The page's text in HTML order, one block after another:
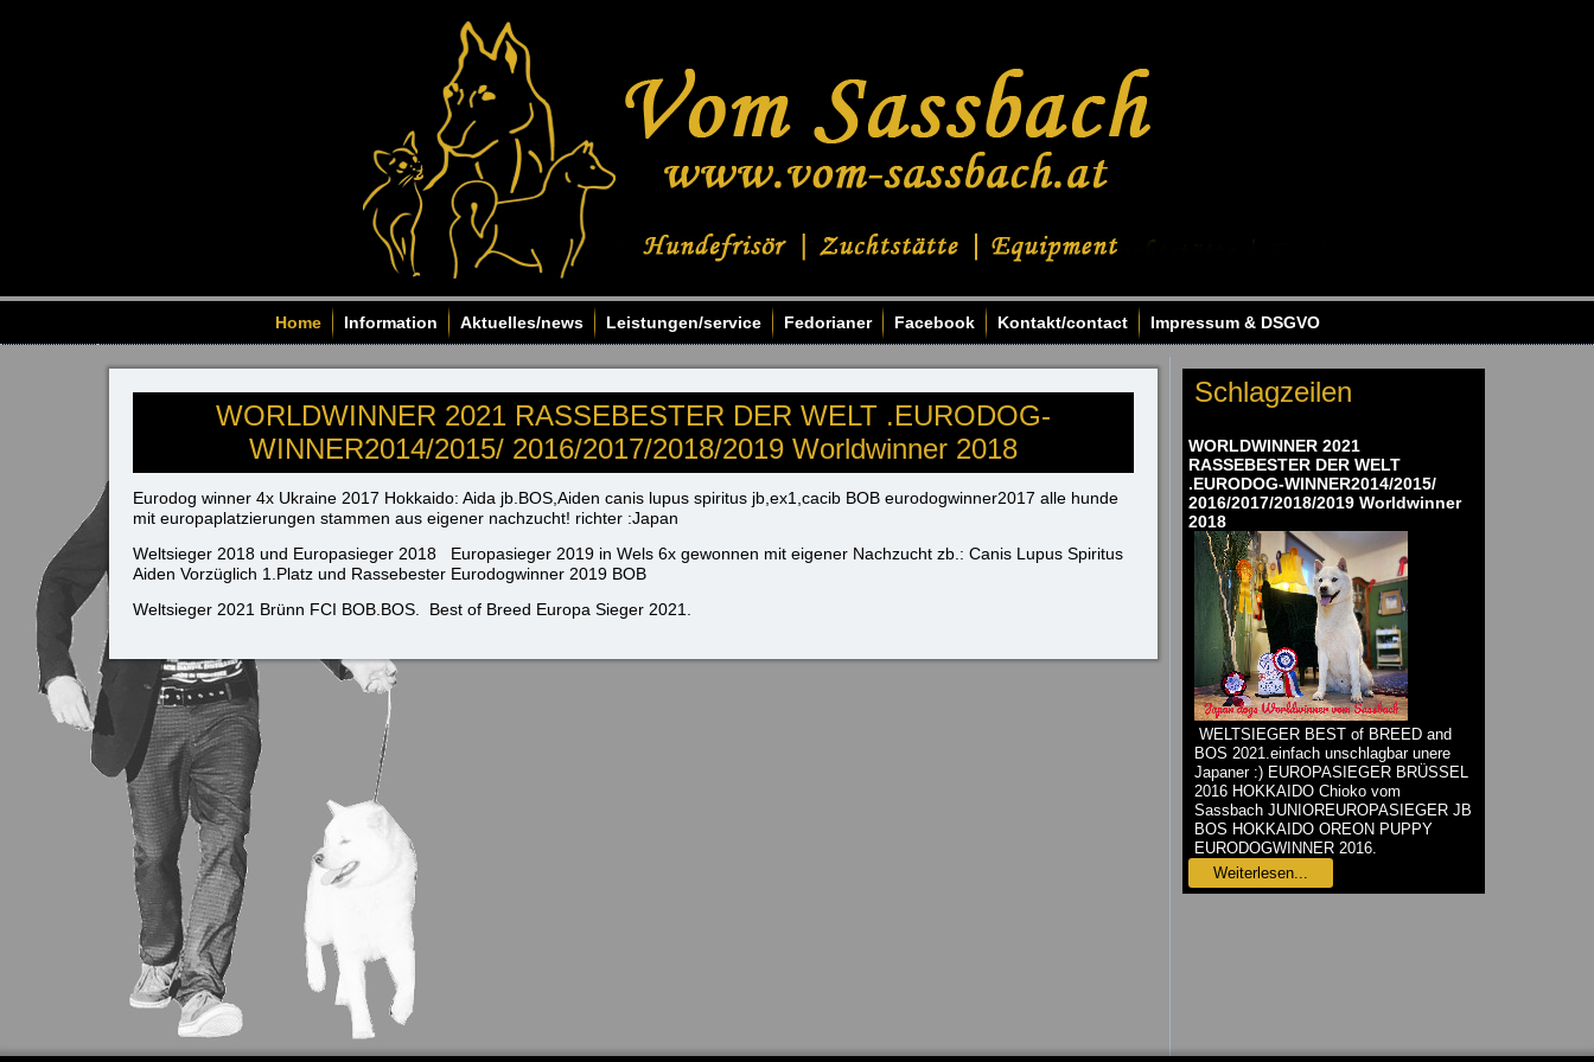
Home Information Aktuelles/news Leistungen/service Fedorianer Facebook Kontakt/contact Impressum & DSGVO
WORLDWINNER 2021 RASSEBESTER DER WELT .EURODOG-
WINNER2014/2015/ 2016/2017/2018/2019 Worldwinner 2018
Eurodog winner 4x Ukraine 2017 Hokkaido: Aida jb.BOS,Aiden canis lupus spiritus jb,ex1,cacib BOB eurodogwinner2017 alle hunde
mit europaplatzierungen stammen aus eigener nachzucht! richter :Japan
Weltsieger 2018 und Europasieger 2018 Europasieger 2019 in Wels 6x gewonnen mit eigener Nachzucht zb.: Canis Lupus Spiritus
Aiden Vorzüglich 1.Platz und Rassebester Eurodogwinner 2019 BOB
Weltsieger 2021 Brünn FCI BOB.BOS. Best of Breed Europa Sieger 2021.
Schlagzeilen
WORLDWINNER 2021
RASSEBESTER DER WELT
.EURODOG-WINNER2014/2015/
2016/2017/2018/2019 Worldwinner
2018
WELTSIEGER BEST of BREED and
BOS 2021.einfach unschlagbar unere
Japaner :) EUROPASIEGER BRÜSSEL
2016 HOKKAIDO Chioko vom
Sassbach JUNIOREUROPASIEGER JB
BOS HOKKAIDO OREON PUPPY
EURODOGWINNER 2016.
Weiterlesen...